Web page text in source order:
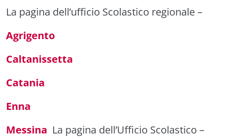
La pagina dell’ufficio Scolastico regionale–
Agrigento
Caltanissetta
Catania
Enna
Messina La pagina dell’Ufficio Scolastico –